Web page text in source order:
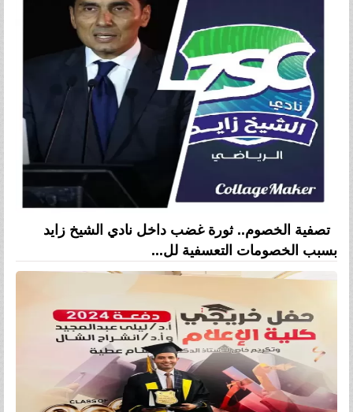
تصفية الخصوم.. ثورة غضب داخل نادي الشيخ زايد
بسبب الخصومات التعسفية لل...